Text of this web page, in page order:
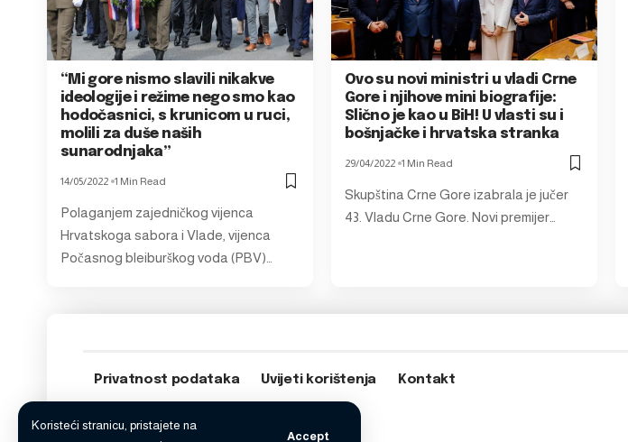
Koristeći stranicu, pristajete na
Accept
“Mi gore nismo slavili nikakve
ideologije i režime nego smo kao
hodočasnici, s krunicom u ruci,
molili za duše naših
sunarodnjaka”
14/05/2022 1 Min Read
Polaganjem zajedničkog vijenca
Hrvatskoga sabora i Vlade, vijenca
Počasnog bleiburškog voda (PBV)…
Ovo su novi ministri u vladi Crne
Gore i njihove mini biografije:
Slično je kao u BiH! U vlasti su i
bošnjačke i hrvatska stranka
29/04/2022 1 Min Read
Skupština Crne Gore izabrala je jučer
43. Vladu Crne Gore. Novi premijer…
Privatnost podataka Uvijeti korištenja Kontakt